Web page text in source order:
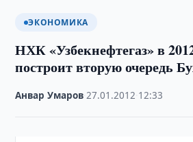
ЭКОНОМИКА
НХК «Узбекнефтегаз» в
построит вторую очередь
Анвар Умаров ·27.01.2012 12:33